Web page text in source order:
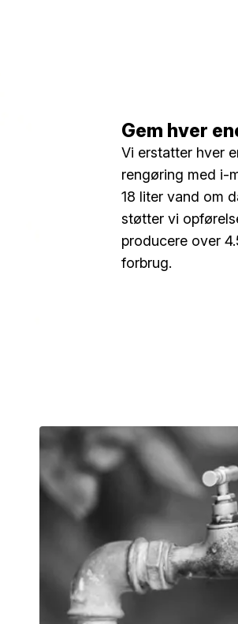
Gem hver
Vi erstatter hver
rengøring med i-
18 liter vand om
støtter vi
producere over
forbrug.